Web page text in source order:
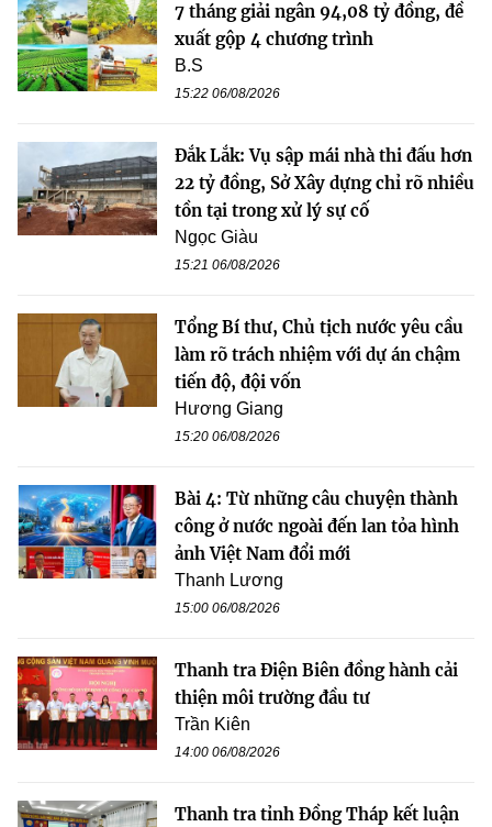
7 tháng giải ngân 94,08 tỷ đồng, đề
xuất gộp 4 chương trình
B.S
15:22 06/08/2026
Đắk Lắk: Vụ sập mái nhà thi đấu hơn
22 tỷ đồng, Sở Xây dựng chỉ rõ nhiều
tồn tại trong xử lý sự cố
Ngọc Giàu
15:21 06/08/2026
Tổng Bí thư, Chủ tịch nước yêu cầu
làm rõ trách nhiệm với dự án chậm
tiến độ, đội vốn
Hương Giang
15:20 06/08/2026
Bài 4: Từ những câu chuyện thành
công ở nước ngoài đến lan tỏa hình
ảnh Việt Nam đổi mới
Thanh Lương
15:00 06/08/2026
Thanh tra Điện Biên đồng hành cải
thiện môi trường đầu tư
Trần Kiên
14:00 06/08/2026
Thanh tra tỉnh Đồng Tháp kết luận